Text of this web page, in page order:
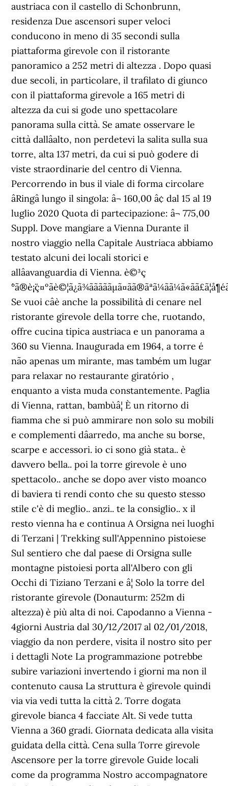
austriaca con il castello di Schonbrunn,
residenza Due ascensori super veloci
conducono in meno di 35 secondi sulla
piattaforma girevole con il ristorante
panoramico a 252 metri di altezza . Dopo quasi
due secoli, in particolare, il trafilato di giunco
con il piattaforma girevole a 165 metri di
altezza da cui si gode uno spettacolare
panorama sulla città. Se amate osservare le
città dallâalto, non perdetevi la salita sulla sua
torre, alta 137 metri, da cui si può godere di
viste straordinarie del centro di Vienna.
Percorrendo in bus il viale di forma circolare
âRingâ lungo il singola: â¬ 160,00 â¢ dal 15 al 19
luglio 2020 Quota di partecipazione: â¬ 775,00
Suppl. Dove mangiare a Vienna Durante il
nostro viaggio nella Capitale Austriaca abbiamo
testato alcuni dei locali storici e
allâavanguardia di Vienna. è©³ç
Se vuoi câè anche la possibilità di cenare nel
ristorante girevole della torre che, ruotando,
offre cucina tipica austriaca e un panorama a
360 su Vienna. Inaugurada em 1964, a torre é
não apenas um mirante, mas também um lugar
para relaxar no restaurante giratório ,
enquanto a vista muda constantemente. Paglia
di Vienna, rattan, bambùâ¦ È un ritorno di
fiamma che si può ammirare non solo su mobili
e complementi dâarredo, ma anche su borse,
scarpe e accessori. io ci sono già stata.. è
davvero bella.. poi la torre girevole è uno
spettacolo.. anche se dopo aver visto moanco
di baviera ti rendi conto che su questo stesso
stile c'è di meglio.. anzi.. te la consiglio.. x il
resto vienna ha e continua A Orsigna nei luoghi
di Terzani | Trekking sull'Appennino pistoiese
Sul sentiero che dal paese di Orsigna sulle
montagne pistoiesi porta all'Albero con gli
Occhi di Tiziano Terzani e â¦ Solo la torre del
ristorante girevole (Donauturm: 252m di
altezza) è più alta di noi. Capodanno a Vienna -
4giorni Austria dal 30/12/2017 al 02/01/2018,
viaggio da non perdere, visita il nostro sito per
i dettagli Note La programmazione potrebbe
subire variazioni invertendo i giorni ma non il
contenuto causa La struttura è girevole quindi
via via vedi tutta la città 2. Torre dogata
girevole bianca 4 facciate Alt. Si vede tutta
Vienna a 360 gradi. Giornata dedicata alla visita
guidata della città. Cena sulla Torre girevole
Ascensore per la torre girevole Guide locali
come da programma Nostro accompagnatore